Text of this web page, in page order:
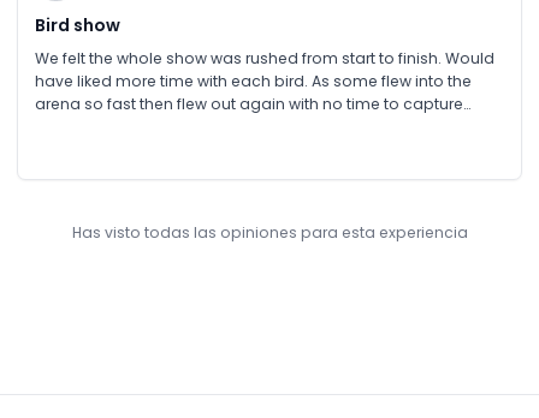
Bird show
We felt the whole show was rushed from start to finish. Would
have liked more time with each bird. As some flew into the
arena so fast then flew out again with no time to capture
Has visto todas las opiniones para esta experiencia